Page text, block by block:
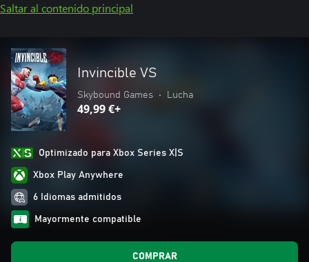
Saltar al contenido principal
Invincible VS
Skybound Games • Lucha
49,99 €+
Optimizado para Xbox Series X|S
Xbox Play Anywhere
6 Idiomas admitidos
Mayormente compatible
COMPRAR